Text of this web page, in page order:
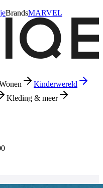
BrandsMARVEL
Kinderwereld
Kleding & meer